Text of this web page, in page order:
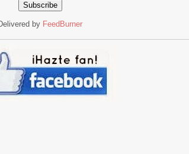
by FeedBurner